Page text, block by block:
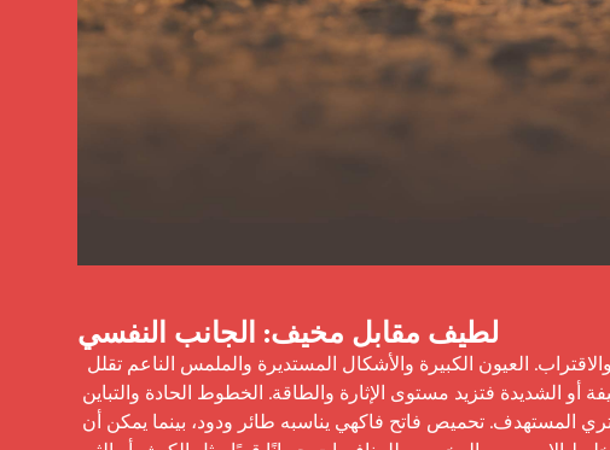
لطيف مقابل مخيف: الجانب النفسي